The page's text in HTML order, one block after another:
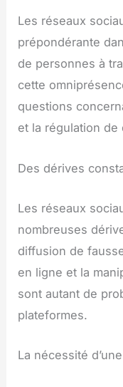
Les réseaux
prépondérante
de personnes à
cette
questions
et la régulation
Des dérives
Les réseaux
nombreuses
diffusion de
en ligne et la
sont autant de
plateformes.
La nécessité